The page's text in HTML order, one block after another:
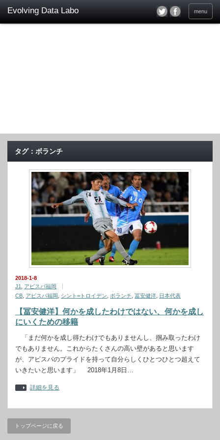
menu
タグ：ボランチ
2018-1-8
J1
アビスパ福岡
CB アビスパ福岡 シント=トロイデン ボランチ 冨安健洋 日本代表
【冨安健洋】何かを成したわけではない、何かを成し
にいくための移籍
「まだ何かを成し得たわけでもありませんし、掴み取ったわけ
でもありません。これからたくさんの高い壁があると思います
が、アビスパのプライドを持って自分らしくひとつひとつ超えて
いきたいと思います」 2018年1月8日…
詳細を見る
トップページに戻る